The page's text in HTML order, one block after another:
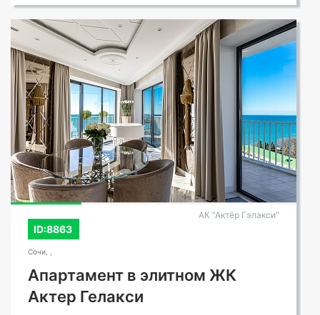
ID:8863
АК "Актёр Гэлакси"
Сочи, ,
Апартамент в элитном ЖК
Актер Гелакси